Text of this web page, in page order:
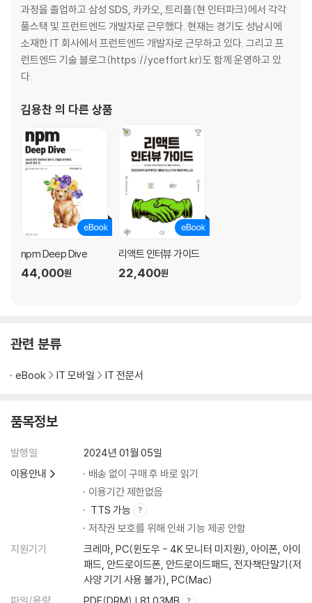
__1.2.1 함수란 무엇인가?
__1.2.2 함수를 정의하는 4가지 방법
__1.2.3 다양한 함수 살펴보기
__1.2.4 함수를 만들 때 주의해야 할 사항
__1.2.5 정리
__1.3.1 클래스란 무엇인가?
__1.3.2 클래스와 함수의 관계
__1.3.3 정리
1.4 클로저
__1.4.1 클로저의 정의
__1.4.2 변수의 유효 범위, 스코프
__1.4.3 클로저의 활용
__1.4.4 주의할 점
1.5 이벤트 루프와 비동기 통신의 이해
__1.5.1 싱글 스레드 자바스크립트
1.6 리액트에서 자주 사용하는 자바스크립트 문법
__1.6.2 전개 구문
__1.6.5 삼항 조건 연산자
1.7 선택이 아닌 필수, 타입스크립트
__1.7.1 타입스크립트란?
__1.7.2 리액트 코드를 효과적으로 작성하기 위한 타입스크립트 활용법
__1.7.3 타입스크립트 전환 가이드
02장: 리액트 핵심 요소 깊게 살펴보기
2.1 JSX란?
과정을 졸업하고 삼성 SDS, 카카오, 트리플(현 인터파크)에서 각각
풀스택 및 프런트엔드 개발자로 근무했다. 현재는 경기도 성남시에
소재한 IT 회사에서 프런트엔드 개발자로 근무하고 있다. 그리고 프
런트엔드 기술 블로그(https://yceffort.kr)도 함께 운영하고 있
다.
김용찬의 다른 상품
npm Deep Dive
44,000원
리액트 인터뷰 가이드
22,400원
관련 분류
eBook IT 모바일 IT 전문서
품목정보
발행일
2024년 01월 05일
이용안내
배송 없이 구매 후 바로 읽기
이용기간 제한없음
TTS 가능
저작권 보호를 위해 인쇄 기능 제공 안함
지원기기
크레마, PC(윈도우 - 4K 모니터 미지원), 아이폰, 아이
패드, 안드로이드폰, 안드로이드패드, 전자책단말기(저
사양 기기 사용 불가), PC(Mac)
파일/용량
PDF(DRM) | 81.03MB